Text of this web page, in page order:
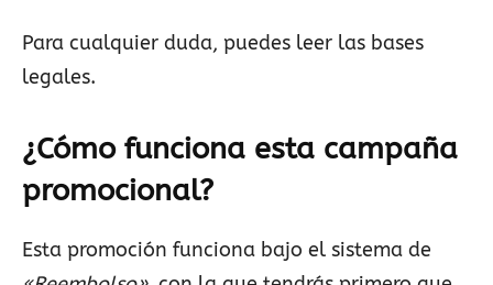
Para cualquier duda, puedes leer las bases
legales.
¿Cómo funciona esta campaña
promocional?
Esta promoción funciona bajo el sistema de